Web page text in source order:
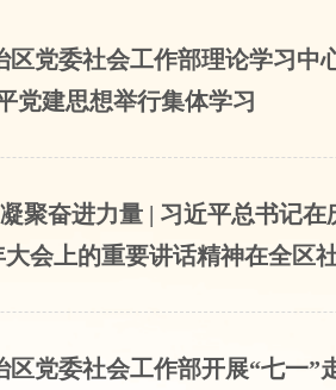
区党委社会工作部理论学习中
党建思想举行集体学习
聚奋进力量 | 习近平总书记在
会上的重要讲话精神在全区
区党委社会工作部开展“七一”